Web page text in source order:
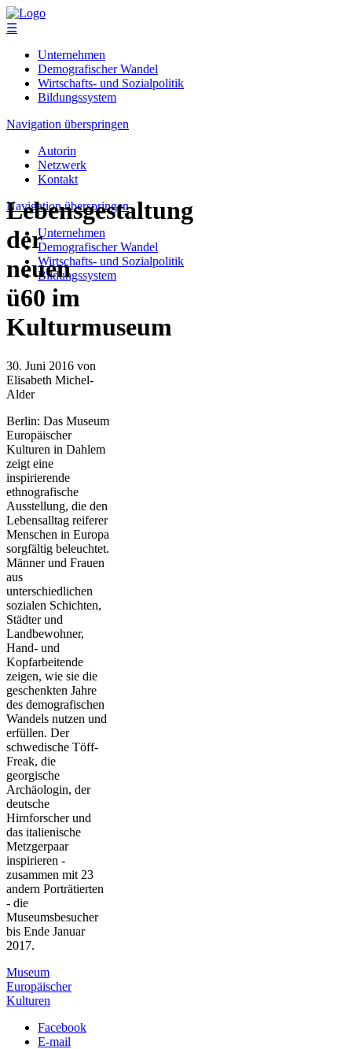
☰
Unternehmen
Demografischer Wandel
Wirtschafts- und Sozialpolitik
Bildungssystem
Navigation überspringen
Autorin
Netzwerk
Kontakt
Navigation überspringen
Unternehmen
Demografischer Wandel
Wirtschafts- und Sozialpolitik
Bildungssystem
Lebensgestaltung
der
neuen
ü60 im
Kulturmuseum
30. Juni 2016 von
Elisabeth Michel-
Alder
Berlin: Das Museum
Europäischer
Kulturen in Dahlem
zeigt eine
inspirierende
ethnografische
Ausstellung, die den
Lebensalltag reiferer
Menschen in Europa
sorgfältig beleuchtet.
Männer und Frauen
aus
unterschiedlichen
sozialen Schichten,
Städter und
Landbewohner,
Hand- und
Kopfarbeitende
zeigen, wie sie die
geschenkten Jahre
des demografischen
Wandels nutzen und
erfüllen. Der
schwedische Töff-
Freak, die
georgische
Archäologin, der
deutsche
Hirnforscher und
das italienische
Metzgerpaar
inspirieren -
zusammen mit 23
andern Porträtierten
- die
Museumsbesucher
bis Ende Januar
2017.
Museum
Europäischer
Kulturen
Facebook
E-mail